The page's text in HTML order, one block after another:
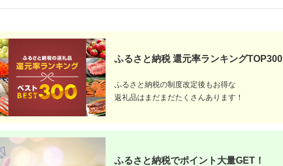
ふるさと
品おすす
大阪府忠岡町のふるさと納
税のご紹介
ふるさと納税 還元率ランキングTOP300
ふるさと納税の制度改定後もお得な
返礼品はまだまだたくさんあります！
ふるさと納税でポイント大量GET！